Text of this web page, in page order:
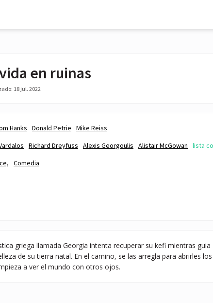
en ruinas
18 jul. 2022
Hanks Donald Petrie
Mike Reiss
Richard Dreyfuss Alexis Georgoulis Alistair McGowan
lista
Comedia
griega llamada Georgia intenta recuperar su kefi mientras
de su tierra natal. En el camino, se las arregla para abrirles
a ver el mundo con otros ojos.